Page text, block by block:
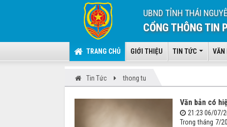
UBND TỈNH THÁI
CỔNG THÔNG TIN
TRANG CHỦ GIỚI THIỆU TIN TỨC VĂN
Tin Tức thong tu
Văn bản có
21:23 06/07/
Trong tháng 7/